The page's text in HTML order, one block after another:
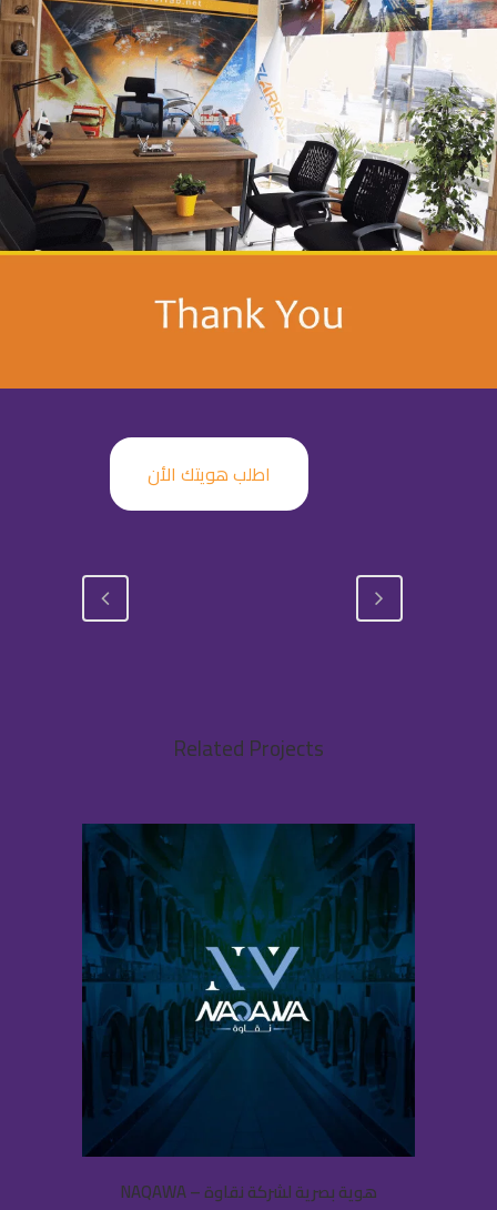
اطلب هويتك الأن
Related Projects
هوية بصرية لشركة نقاوة – NAQAWA